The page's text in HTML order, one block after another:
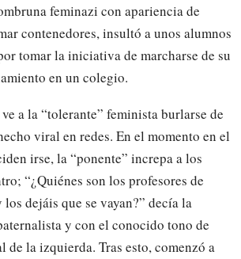
feminazi con apariencia de
contenedores, insultó a unos alumnos
tomar la iniciativa de marcharse de su
en un colegio.
a la “tolerante” feminista burlarse de
viral en redes. En el momento en el
irse, la “ponente” increpa a los
“¿Quiénes son los profesores de
los dejáis que se vayan?” decía la
y con el conocido tono de
de la izquierda. Tras esto, comenzó a